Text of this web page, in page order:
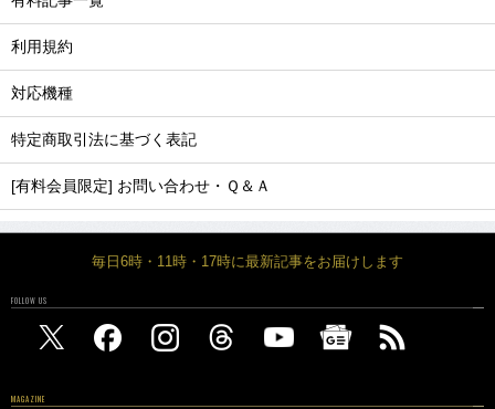
利用規約
対応機種
特定商取引法に基づく表記
[有料会員限定] お問い合わせ・Ｑ＆Ａ
毎日6時・11時・17時に最新記事をお届けします
FOLLOW US
MAGAZINE